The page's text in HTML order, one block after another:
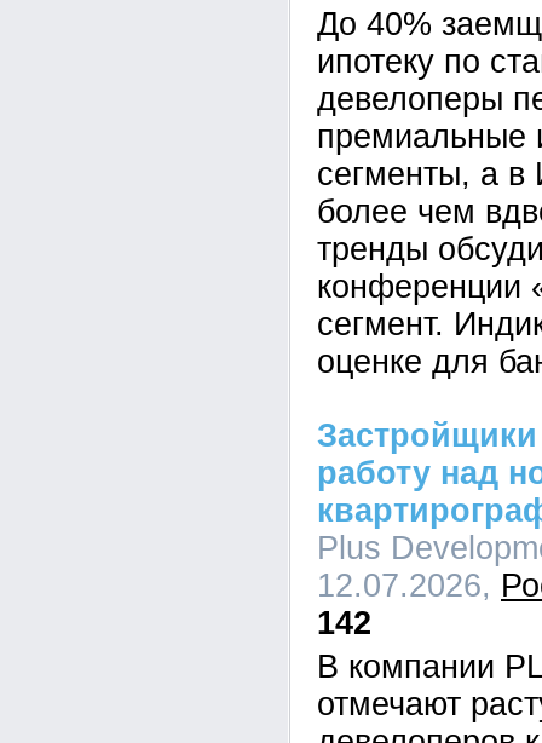
До 40%
ипотеку по
девелоперы
премиальные
сегменты, а
более чем
тренды
конференции
сегмент.
оценке для
работу над
Plus
12.07.2026,
142
В компании
отмечают